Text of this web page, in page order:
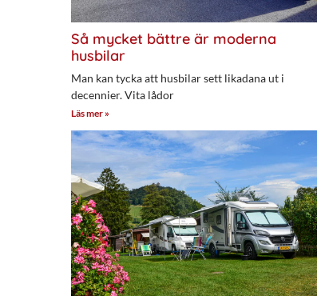
Så mycket bättre är moderna
husbilar
Man kan tycka att husbilar sett likadana ut i
decennier. Vita lådor
Läs mer »